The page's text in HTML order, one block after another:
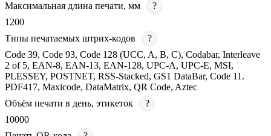
Максимальная длина печати, мм
?
1200
Типы печатаемых штрих-кодов
?
Code 39, Code 93, Code 128 (UCC, A, B, C), Codabar, Interleave
2 of 5, EAN-8, EAN-13, EAN-128, UPC-A, UPC-E, MSI,
PLESSEY, POSTNET, RSS-Stacked, GS1 DataBar, Code 11.
PDF417, Maxicode, DataMatrix, QR Code, Aztec
Объём печати в день, этикеток
?
10000